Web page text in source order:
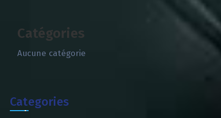
Catégories
Aucune catégorie
Categories